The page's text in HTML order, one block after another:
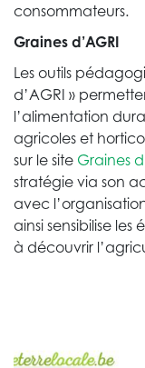
consommateurs.
Graines d’AGRI
Les outils
d’AGRI »
l’alimentation
agricoles et
sur le site Graines
stratégie via son
avec
ainsi sensibilise les
à découvrir